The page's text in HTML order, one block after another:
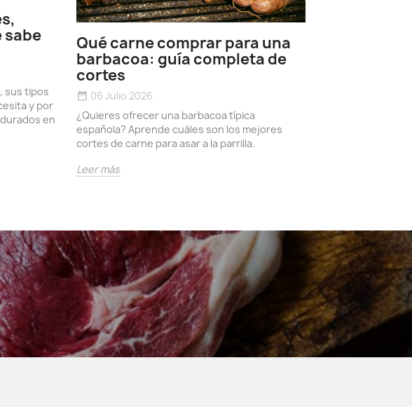
sabe
sus tipos
y por
en
Qué carne comprar para una
barbacoa: guía completa de
cortes
date_range 06 Julio 2026
¿Quieres ofrecer una barbacoa típica
española? Aprende cuáles son los mejores
cortes de carne para asar a la parrilla.
Leer más